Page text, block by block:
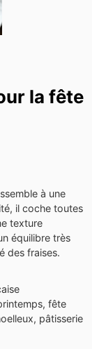
la fête
à une
il coche toutes
texture
équilibre très
des fraises.
fête
pâtisserie